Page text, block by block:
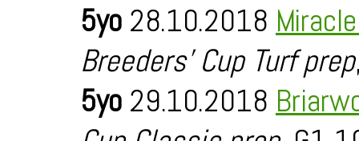
5yo 28.10.2018
Breeders' Cup Turf prep
5yo 29.10.2018